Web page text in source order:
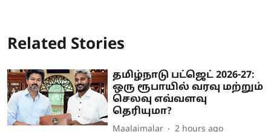
Related Stories
தமிழ்நாடு பட்ஜெட் 2026-27:
ஒரு ரூபாயில் வரவு மற்றும்
செலவு எவ்வளவு
தெரியுமா?
Maalaimalar 2 hours ago